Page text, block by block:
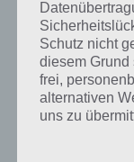
Zu Zukunft haben
Auf
Schutz nicht
diesem Grund
frei,
alternativen
uns zu